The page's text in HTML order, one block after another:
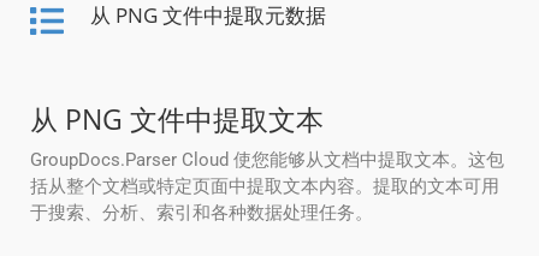
从 PNG 文件中提取元数据
从 PNG 文件中提取文本
GroupDocs.Parser Cloud 使您能够从文档中提取文本。这包
括从整个文档或特定页面中提取文本内容。提取的文本可用
于搜索、分析、索引和各种数据处理任务。